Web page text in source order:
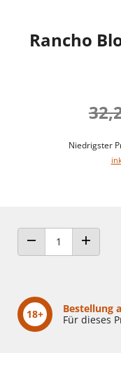
Rancho
Niedrigster
ANZAHL VERRINGERN
ANZAHL
18+
Bestellung
Für dieses